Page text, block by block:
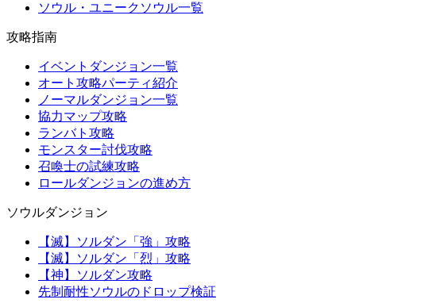
ソウル・ユニークソウル一覧
攻略指南
イベントダンジョン一覧
オート攻略パーティ紹介
ノーマルダンジョン一覧
協力マップ攻略
ランバト攻略
モンスター討伐攻略
召喚士の試練攻略
ロールダンジョンの進め方
ソウルダンジョン
【滅】ソルダン「強」攻略
【滅】ソルダン「烈」攻略
【神】ソルダン攻略
先制耐性ソウルのドロップ検証